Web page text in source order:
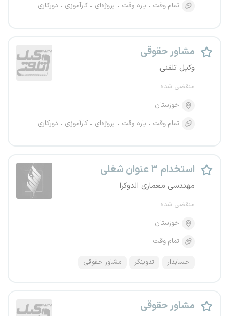
تمام وقت
پاره وقت پروژه‌ای کارآموزی دورکاری
مشاور حقوقی
وکیل تلفنی
منقضی شده
خوزستان
تمام وقت
پاره وقت پروژه‌ای کارآموزی دورکاری
استخدام ۳ عنوان شغلی
مهندسی معماری الدوکرا
منقضی شده
خوزستان
تمام وقت
حسابدار تدوینگر مشاور حقوقی
مشاور حقوقی